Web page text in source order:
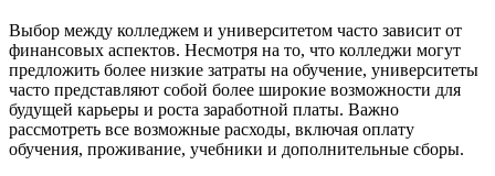
Выбор между колледжем и университетом часто зависит от
финансовых аспектов. Несмотря на то, что колледжи могут
предложить более низкие затраты на обучение, университеты
часто представляют собой более широкие возможности для
будущей карьеры и роста заработной платы. Важно
рассмотреть все возможные расходы, включая оплату
обучения, проживание, учебники и дополнительные сборы.